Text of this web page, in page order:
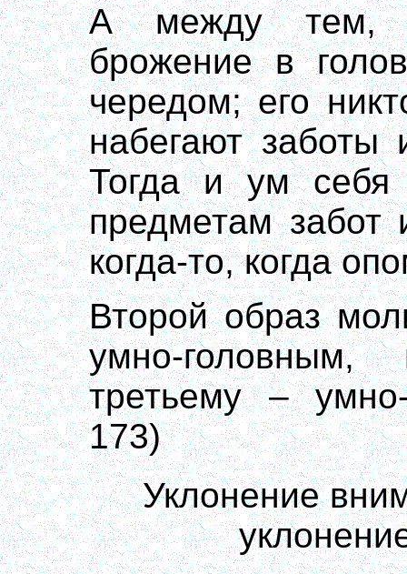
А между тем,
брожение в
чередом; его
набегают заботы
Тогда и ум себя
предметам забот
когда-то, когда
Второй образ
умно-головным,
третьему –
173)
Уклонение